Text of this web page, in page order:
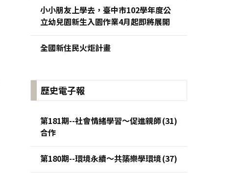
小小朋友上學去，臺中市102學年度公
立幼兒園新生入園作業4月起即將展開
全國新住民火炬計畫
歷史電子報
第181期--社會情緒學習～促進親師
合作
第180期--環境永續～共築樂學環境